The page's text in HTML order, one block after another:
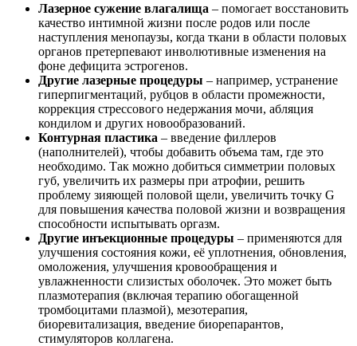
Лазерное сужение влагалища – помогает восстановить
качество интимной жизни после родов или после
наступления менопаузы, когда ткани в области половых
органов претерпевают инволютивные изменения на
фоне дефицита эстрогенов.
Другие лазерные процедуры – например, устранение
гиперпигментаций, рубцов в области промежности,
коррекция стрессового недержания мочи, абляция
кондилом и других новообразований.
Контурная пластика – введение филлеров
(наполнителей), чтобы добавить объема там, где это
необходимо. Так можно добиться симметрии половых
губ, увеличить их размеры при атрофии, решить
проблему зияющей половой щели, увеличить точку G
для повышения качества половой жизни и возвращения
способности испытывать оргазм.
Другие инъекционные процедуры – применяются для
улучшения состояния кожи, её уплотнения, обновления,
омоложения, улучшения кровообращения и
увлажненности слизистых оболочек. Это может быть
плазмотерапия (включая терапию обогащенной
тромбоцитами плазмой), мезотерапия,
биоревитализация, введение биорепарантов,
стимуляторов коллагена.